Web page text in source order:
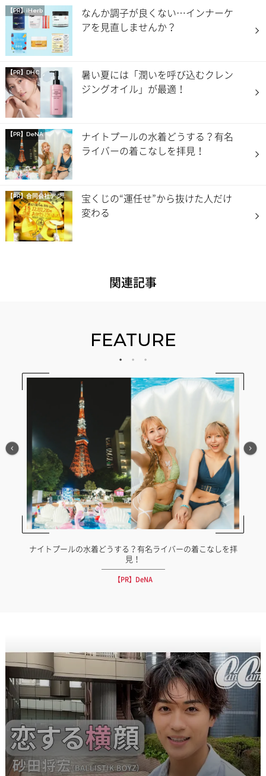
【PR】iHerb
なんか調子が良くない…インナーケ
アを見直しませんか？
【PR】DHC
暑い夏には「潤いを呼び込むクレン
ジングオイル」が最適！
【PR】DeNA
ナイトプールの水着どうする？有名
ライバーの着こなしを拝見！
【PR】合同会社デジタルファーム
宝くじの“運任せ”から抜けた人だけ
変わる
関連記事
FEATURE
ナイトプールの水着どうする？有名ライバーの着こなしを拝
見！
【PR】DeNA